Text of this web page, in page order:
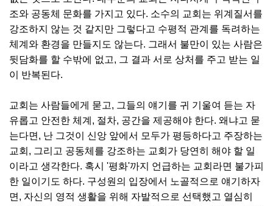
조와 공동체 문화를 가지고 있다. 소수의 교회는 위계질서를
강조하지 않는 것 같지만 그렇다고 수평적 관계를 독려하는
체계와 환경을 만들지도 않는다. 그래서 불만이 있는 사람은
뒷담화를 할 수밖에 없고, 그 결과 서로 상처를 주고 받는 일
이 반복된다.
교회는 사람들에게 묻고, 그들의 얘기를 귀 기울여 듣는 자
유롭고 안전한 체계, 절차, 공간을 제공해야 한다. 왜냐고 묻
는다면, 난 그것이 신앙 앞에서 모두가 평등하다고 주장하는
교회, 그리고 공동체를 강조하는 교회가 당연히 해야 할 일
이라고 생각한다. 혹시 '평화'까지 언급하는 교회라면 불가피
한 일이기도 하다. 구성원의 입장에서 노골적으로 얘기하자
면, 자신의 영적 생활을 위해 자발적으로 선택했고 열심히